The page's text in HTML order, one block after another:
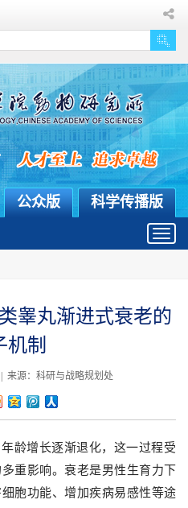
科学传播版
公众版
睾丸渐进式衰老的
机制
来源：科研与战略规划处
龄增长逐渐退化，这一过程受
重影响。衰老是男性生育力下
胞功能、增加疾病易感性等途